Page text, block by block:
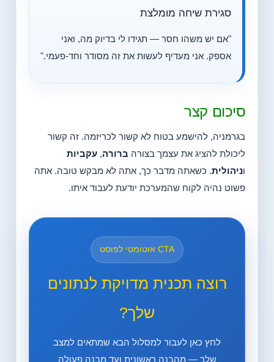
סגירת שיחה מומלצת
"אם יש משהו חסר — תגידו לי בדיוק מה, ואני
אספק. אני מעדיף לעשות את זה מסודר וחד-פעמי."
סיכום קצר
בגרמניה, להישמע בטוח לא קשור לכריזמה. זה קשור
ליכולת להציג את עצמך בצורה ברורה, עקביות
וניהולית. כשאתה מדבר כך, אתה לא מבקש טובה. אתה
פשוט נהיה לקוח שהמערכת יודעת לעבוד איתו.
CTA אוטומטי לפוסט
רוצה תכנית מדויקת לנתונים
שלך?
לחץ כאן לעבור למסלול הבא שמתאים למצב
שלך — מהבנה ראשונית ועד מבנה פעולה